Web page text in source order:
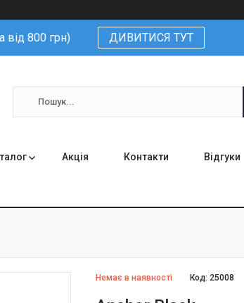
від 800 грн) ДИВИТИСЯ ТУТ
Акція Контакти Відгуки
Немає в наявності Код: 25008